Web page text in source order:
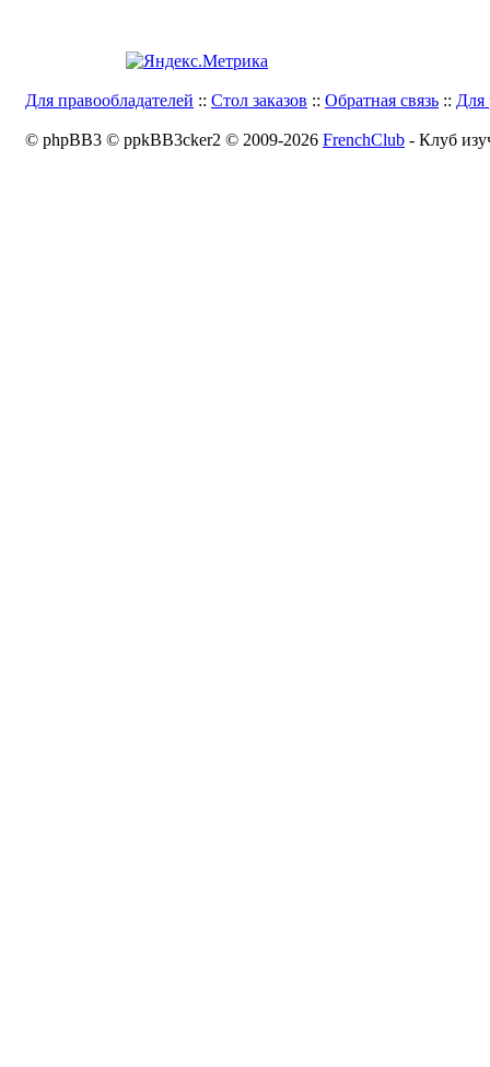
Для правообладателей :: Стол заказов :: Обратная связь :: Для
© phpBB3 © ppkBB3cker2 © 2009-2026 FrenchClub - Клуб